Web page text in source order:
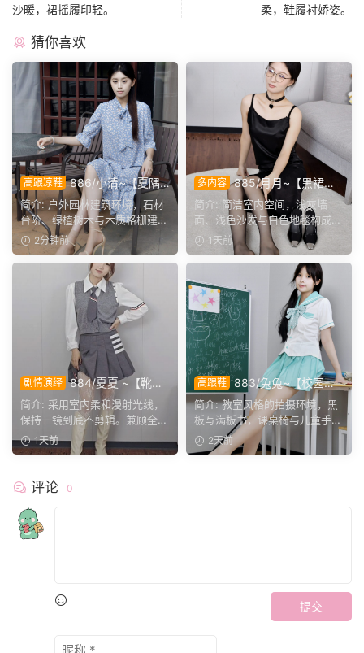
沙暖，裙摇履印轻。
柔，鞋履衬娇姿。
猜你喜欢
高跟凉鞋 886/小清~【夏隅
花影】石阶绿树衬碎花裙，户
外定格夏日悠然身姿。
简介: 户外园林建筑环境，石材
台阶、绿植树木与木质格栅建筑
构成清新外景。小清身...
2分钟前
多内容 885/月月~【黑裙履
影】黑裙黑薄袜衬高跟，穿脱
鞋袜与瑜伽剧情完整呈现。
简介: 简洁室内空间，浅灰墙
面、浅色沙发与白色地毯构成干
净背景，地面预留充足活...
1天前
剧情演绎 884/夏夏 ~【靴内
微扰】异物入靴步履微滞，演
绎真实硌脚细微神态。
简介: 采用室内柔和漫射光线，
保持一镜到底不剪辑。兼顾全景
人像与靴筒足部特写交...
1天前
高跟鞋 883/兔兔~【校园清
欢】黑板课桌椅为伴，水手服
演绎烂漫青春光景。
简介: 教室风格的拍摄环境，黑
板写满板书，课桌椅与儿童手绘
作品烘托校园氛围。兔...
2天前
评论 0
提交